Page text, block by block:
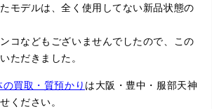
モデルは、全く使用してない新品状態の
コなどもございませんでしたので、この
ただきました。
買取・質預かり は大阪・豊中・服部天神
ください。